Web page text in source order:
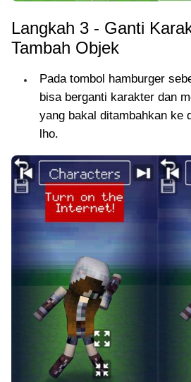
Langkah 3 - Ganti
Tambah Objek
Pada tombol hamburger
bisa berganti karakter dan
yang bakal ditambahkan ke
lho.